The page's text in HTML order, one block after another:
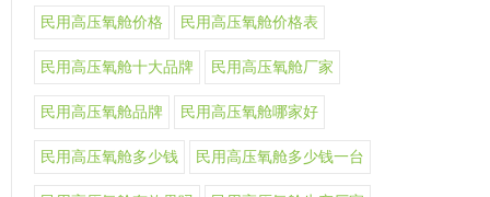
民用高压氧舱价格 民用高压氧舱价格表
民用高压氧舱十大品牌 民用高压氧舱厂家
民用高压氧舱品牌 民用高压氧舱哪家好
民用高压氧舱多少钱 民用高压氧舱多少钱一台